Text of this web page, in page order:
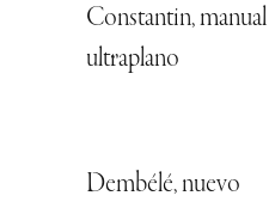
Constantin, manual
ultraplano
Dembélé, nuevo